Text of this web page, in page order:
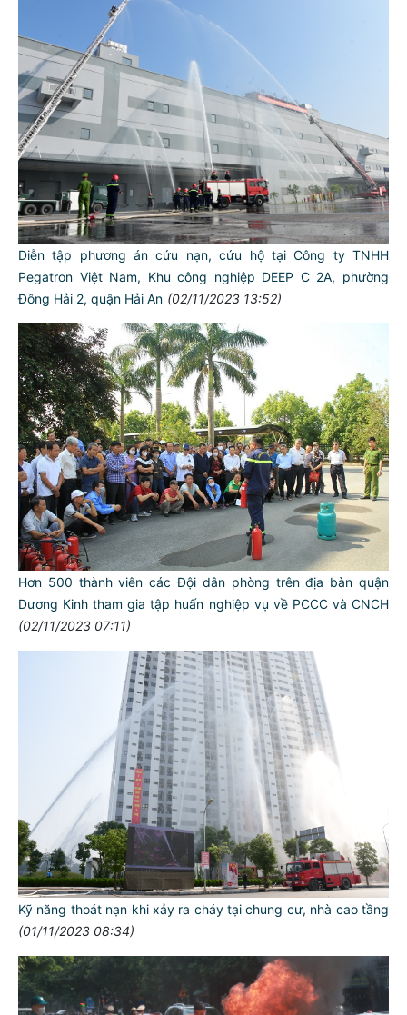
Diễn tập phương án cứu nạn, cứu hộ tại Công ty TNHH
Pegatron Việt Nam, Khu công nghiệp DEEP C 2A, phường
Đông Hải 2, quận Hải An (02/11/2023 13:52)
Hơn 500 thành viên các Đội dân phòng trên địa bàn quận
Dương Kinh tham gia tập huấn nghiệp vụ về PCCC và CNCH
(02/11/2023 07:11)
Kỹ năng thoát nạn khi xảy ra cháy tại chung cư, nhà cao tầng
(01/11/2023 08:34)